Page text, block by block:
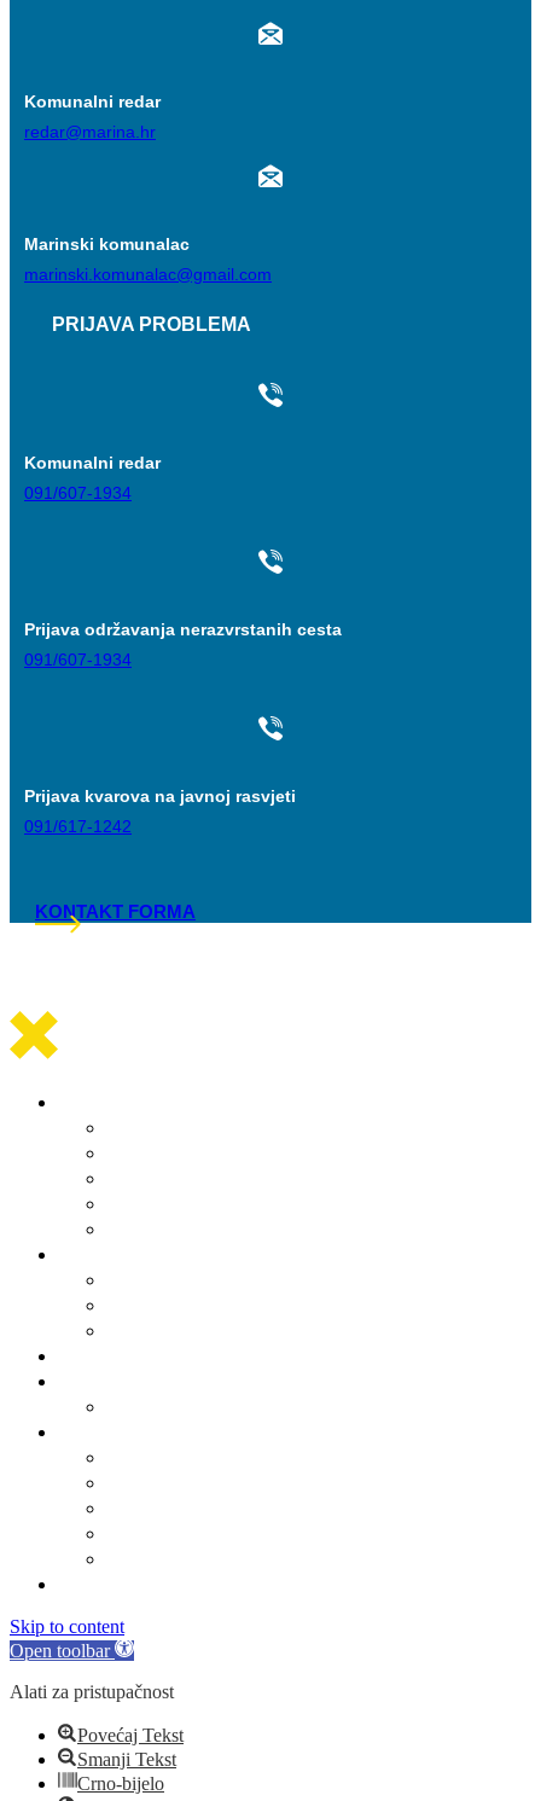
Komunalni redar
redar@marina.hr
Marinski komunalac
marinski.komunalac@gmail.com
PRIJAVA PROBLEMA
Komunalni redar
091/607-1934
Prijava održavanja nerazvrstanih cesta
091/607-1934
Prijava kvarova na javnoj rasvjeti
091/617-1242
KONTAKT FORMA
Skip to content
Open toolbar
Alati za pristupačnost
Povećaj Tekst
Smanji Tekst
Crno-bijelo